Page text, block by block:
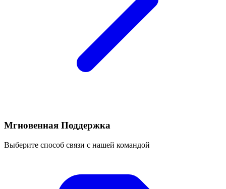
Мгновенная Поддержка
Выберите способ связи с нашей командой